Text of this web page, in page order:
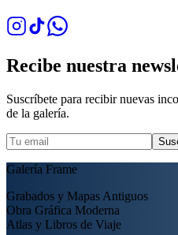
Recibe nuestra
Suscríbete para recibir nuevas
de la galería.
Galería Frame
Grabados y Mapas Antiguos
Obra Gráfica Moderna
Atlas y Libros de Viaje